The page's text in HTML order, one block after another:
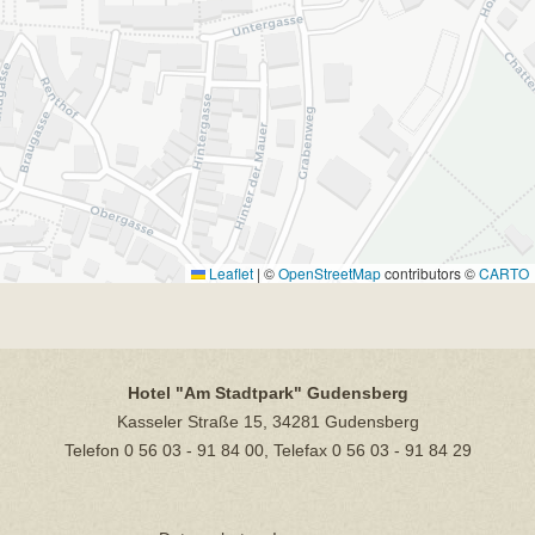
Leaflet | ©OpenStreetMapcontributors ©CARTO
Hotel "Am Stadtpark" Gudensberg
Kasseler Straße 15, 34281 Gudensberg
Telefon 0 56 03 - 91 84 00, Telefax 0 56 03 - 91 84 29